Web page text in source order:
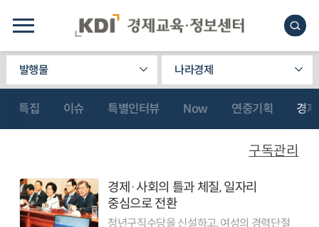
발행물 나라경제
특집 이슈 특별인터뷰 Now 연중기획 경
경제·사회의 틀과 체질, 일자리
중심으로 전환
청년구직수당을 신설하고, 여성의 경력단절
구독관리